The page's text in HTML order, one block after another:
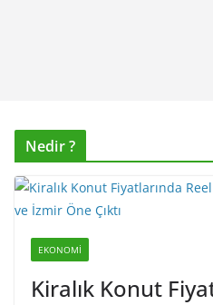
Nedir ?
EKONOMI
Kiralık Konut